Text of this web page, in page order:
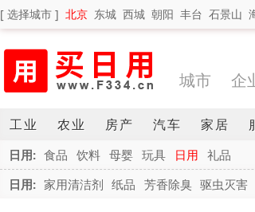
[ 选择城市 ] 北京 东城 西城 朝阳 丰台 石景山
城市 企
工业 农业 房产 汽车 家居
日用: 食品 饮料 母婴 玩具 日用 礼品
日用: 家用清洁剂 纸品 芳香除臭 驱虫灭害